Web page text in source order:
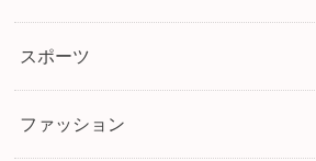
スポーツ
ファッション